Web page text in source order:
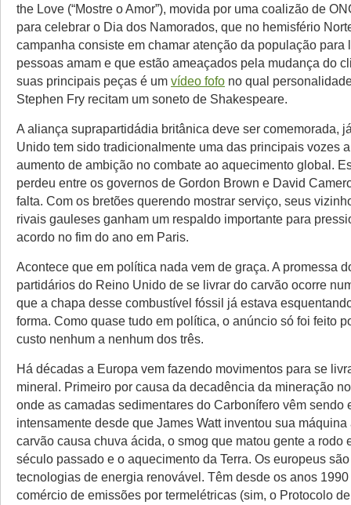
the Love (“Mostre o Amor”), movida por uma coalizão de
para celebrar o Dia dos Namorados, que no hemisfério
campanha consiste em chamar atenção da população para
pessoas amam e que estão ameaçados pela mudança do
suas principais peças é um vídeo fofo no qual
Stephen Fry recitam um soneto de Shakespeare.
A aliança suprapartidádia britânica deve ser comemorada,
Unido tem sido tradicionalmente uma das principais vozes
aumento de ambição no combate ao aquecimento global.
perdeu entre os governos de Gordon Brown e David
falta. Com os bretões querendo mostrar serviço, seus
rivais gauleses ganham um respaldo importante para
acordo no fim do ano em Paris.
Acontece que em política nada vem de graça. A promessa
partidários do Reino Unido de se livrar do carvão ocorre
que a chapa desse combustível fóssil já estava
forma. Como quase tudo em política, o anúncio só foi feito
custo nenhum a nenhum dos três.
Há décadas a Europa vem fazendo movimentos para se
mineral. Primeiro por causa da decadência da mineração
onde as camadas sedimentares do Carbonífero vêm sendo
intensamente desde que James Watt inventou sua máquina
carvão causa chuva ácida, o smog que matou gente a rodo
século passado e o aquecimento da Terra. Os europeus
tecnologias de energia renovável. Têm desde os anos
comércio de emissões por termelétricas (sim, o Protocolo